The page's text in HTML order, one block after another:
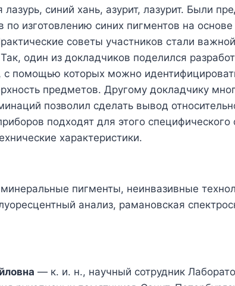
лазурь, синий хань, азурит, лазурит. Были
по изготовлению синих пигментов на основе
советы участников стали важной
один из докладчиков поделился
с помощью которых можно
предметов. Другому докладчику
позволил сделать вывод
подходят для этого специфического
характеристики.
пигменты, неинвазивные
анализ, рамановская
— к. и. н., научный сотрудник